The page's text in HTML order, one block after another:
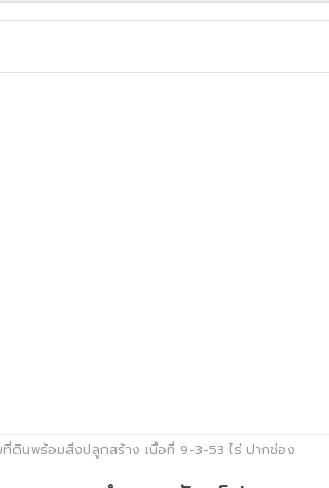
ที่ดินพร้อมสิ่งปลูกสร้าง เนื้อที่ 9-3-53 ไร่ ปากช่อง